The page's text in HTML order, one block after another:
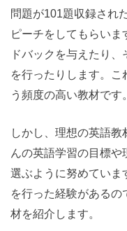
問題が101題収録され
ピーチをしてもらい
ドバックを与えたり
を行ったりします。
う頻度の高い教材です。
しかし、理想の英語
んの英語学習の目標や
選ぶように努めていま
を行った経験がある
材を紹介します。